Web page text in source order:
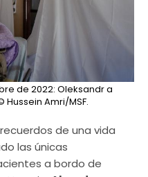
de 2022: Oleksandr a
Hussein Amri/MSF.
de una vida
las únicas
a bordo de